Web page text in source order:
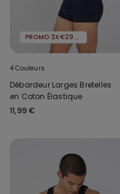
PROMO 3X€29.99
4 Couleurs
Débardeur Larges Bretelles
en Coton Élastique
11,99 €